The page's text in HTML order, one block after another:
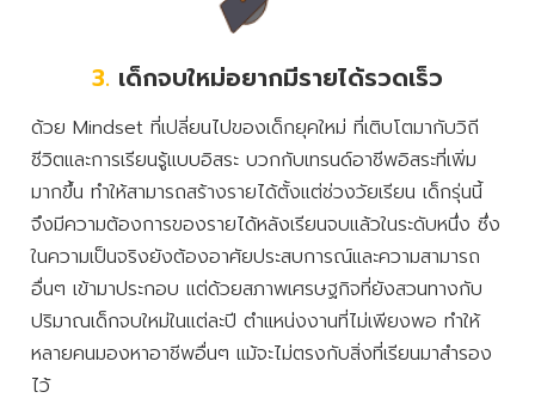
3. เด็กจบใหม่อยากมีรายได้รวดเร็ว
ด้วย Mindset ที่เปลี่ยนไปของเด็กยุคใหม่ ที่เติบโตมากับวิถี
ชีวิตและการเรียนรู้แบบอิสระ บวกกับเทรนด์อาชีพอิสระที่เพิ่ม
มากขึ้น ทำให้สามารถสร้างรายได้ตั้งแต่ช่วงวัยเรียน เด็กรุ่นนี้
จึงมีความต้องการของรายได้หลังเรียนจบแล้วในระดับหนึ่ง ซึ่ง
ในความเป็นจริงยังต้องอาศัยประสบการณ์และความสามารถ
อื่นๆ เข้ามาประกอบ แต่ด้วยสภาพเศรษฐกิจที่ยังสวนทางกับ
ปริมาณเด็กจบใหม่ในแต่ละปี ตำแหน่งงานที่ไม่เพียงพอ ทำให้
หลายคนมองหาอาชีพอื่นๆ แม้จะไม่ตรงกับสิ่งที่เรียนมาสำรอง
ไว้